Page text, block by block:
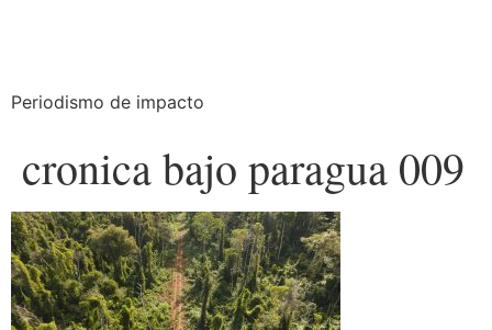
Periodismo de impacto
cronica bajo paragua 009